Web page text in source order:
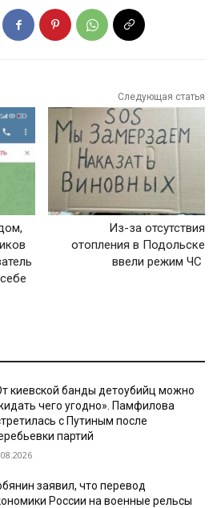
Следующая статья
Из-за отсутствия
отопления в Подольске
ввели режим ЧС
киевской банды детоубийц можно
чего угодно». Памфилова
с Путиным после
партий
заявил, что перевод
России на военные рельсы